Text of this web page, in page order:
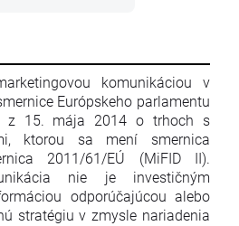
komunikáciou v
Európskeho parlamentu
z 15. mája 2014 o trhoch s
ktorou sa mení smernica
2011/61/EÚ (MiFID II).
nie je investičným
odporúčajúcou alebo
stratégiu v zmysle nariadenia